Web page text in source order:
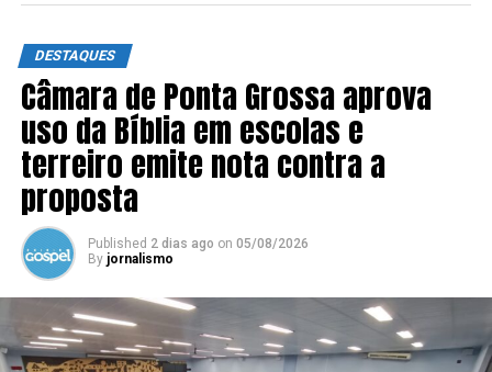
DESTAQUES
Câmara de Ponta Grossa aprova
uso da Bíblia em escolas e
terreiro emite nota contra a
proposta
Published 2 dias ago on 05/08/2026
By jornalismo